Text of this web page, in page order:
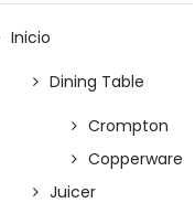
Inicio
Dining Table
Crompton
Copperware
Juicer